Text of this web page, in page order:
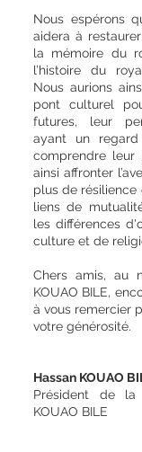
Nous espérons
aidera à
la mémoire du
l’histoire du
Nous aurions
pont culturel
futures, leur
ayant un
comprendre leur
ainsi affronter
plus de
liens de
les différences
culture et de
Chers amis, au
KOUAO BILE,
à vous remercier
votre générosité.
Hassan KOUAO
Président de la
KOUAO BILE